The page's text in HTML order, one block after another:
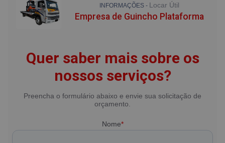
INFORMAÇÕES - Locar Útil
Empresa de Guincho Plataforma
Quer saber mais sobre os
nossos serviços?
Preencha o formulário abaixo e envie sua solicitação de
orçamento.
Nome*